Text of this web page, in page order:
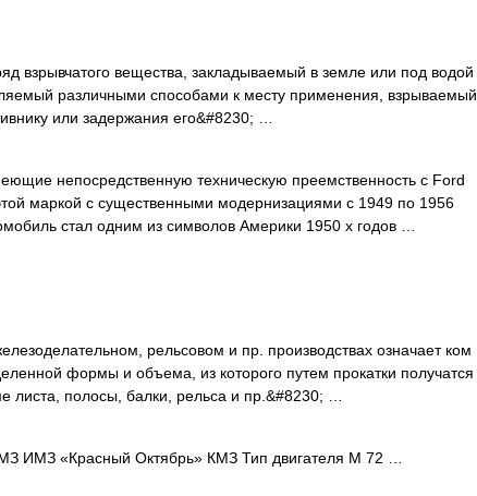
взрывчатого вещества, закладываемый в земле или под водой
различными способами к месту применения, взрываемый
или задержания его&#8230; …
непосредственную техническую преемственность с Ford
маркой с существенными модернизациями с 1949 по 1956
стал одним из символов Америки 1950 х годов …
рельсовом и пр. производствах означает ком
формы и объема, из которого путем прокатки получатся
листа, полосы, балки, рельса и пр.&#8230; …
ИМЗ «Красный Октябрь» КМЗ Тип двигателя М 72 …